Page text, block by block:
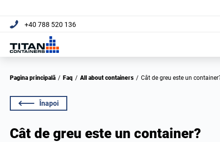
+40 788 520 136
Pagina principală / Faq / All about containers / Cât de greu este un
Înapoi
Cât de greu este un container?